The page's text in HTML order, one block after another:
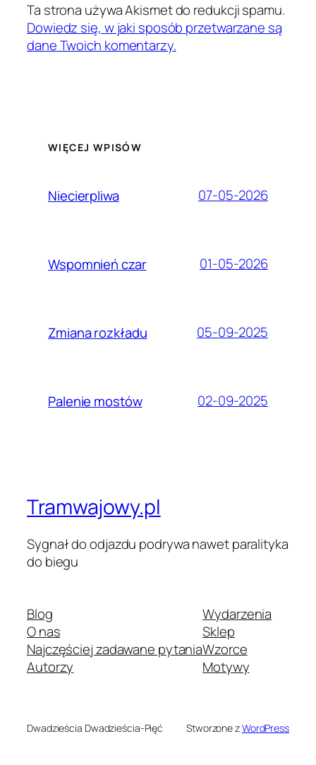
Ta strona używa Akismet do redukcji spamu.
Dowiedz się, w jaki sposób przetwarzane są
dane Twoich komentarzy.
WIĘCEJ WPISÓW
Niecierpliwa 07-05-2026
Wspomnień czar 01-05-2026
Zmiana rozkładu 05-09-2025
Palenie mostów 02-09-2025
Tramwajowy.pl
Sygnał do odjazdu podrywa nawet paralityka
do biegu
Blog
O nas
Najczęściej zadawane pytania
Autorzy
Wydarzenia
Sklep
Wzorce
Motywy
Dwadzieścia Dwadzieścia-Pięć Stworzone zWordPress